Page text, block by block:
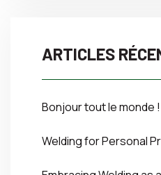
ARTICLES
Bonjour tout le monde !
Welding for Personal